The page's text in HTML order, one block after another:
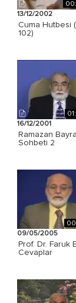
13/12/2002
Cuma Hutbesi
102)
16/12/2001
Ramazan
Sohbeti 2
09/05/2005
Prof. Dr. Faruk
Cevaplar